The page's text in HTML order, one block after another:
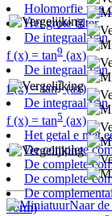
Holomorfie van
Het grote filter
De integraal van
f (x) = tan9 (ax)
De integraal van
f (x) = tan7(ax)
De integraal van
f (x) = tan5 (ax)
Het getal e met
De complete
De complete
De complete
De
vorm)
Naar